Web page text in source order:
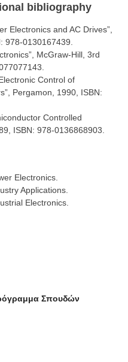
bibliography
Electronics and AC Drives”,
978-0130167439.
McGraw-Hill, 3rd
Control of
Pergamon, 1990, ISBN:
Controlled
ISBN: 978-0136868903.
Electronics.
Applications.
Electronics.
Σπουδών